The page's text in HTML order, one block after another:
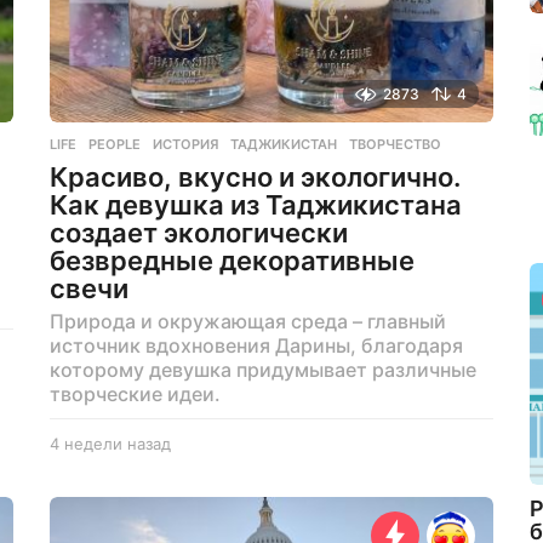
2873 4
LIFE ,PEOPLE ИСТОРИЯ ,ТАДЖИКИСТАН ,ТВОРЧЕСТВО
Красиво, вкусно и экологично.
Как девушка из Таджикистана
создает экологически
безвредные декоративные
свечи
Природа и окружающая среда – главный
источник вдохновения Дарины, благодаря
которому девушка придумывает различные
творческие идеи.
4 недели назад4